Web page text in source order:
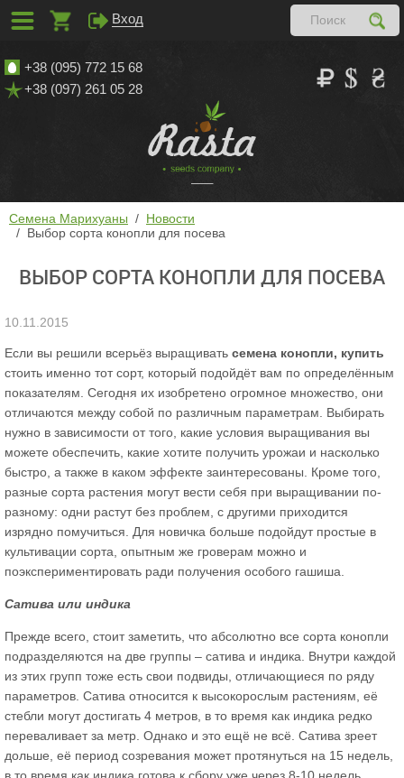
+38 (095) 772 15 68
+38 (097) 261 05 28
Семена Марихуаны
Новости
Выбор сорта конопли для посева
ВЫБОР СОРТА КОНОПЛИ ДЛЯ ПОСЕВА
10.11.2015
Если вы решили всерьёз выращивать семена конопли, купить
стоить именно тот сорт, который подойдёт вам по определённым
показателям. Сегодня их изобретено огромное множество, они
отличаются между собой по различным параметрам. Выбирать
нужно в зависимости от того, какие условия выращивания вы
можете обеспечить, какие хотите получить урожаи и насколько
быстро, а также в каком эффекте заинтересованы. Кроме того,
разные сорта растения могут вести себя при выращивании по-
разному: одни растут без проблем, с другими приходится
изрядно помучиться. Для новичка больше подойдут простые в
культивации сорта, опытным же гроверам можно и
поэкспериментировать ради получения особого гашиша.
Сатива или индика
Прежде всего, стоит заметить, что абсолютно все сорта конопли
подразделяются на две группы – сатива и индика. Внутри каждой
из этих групп тоже есть свои подвиды, отличающиеся по ряду
параметров. Сатива относится к высокорослым растениям, её
стебли могут достигать 4 метров, в то время как индика редко
переваливает за метр. Однако и это ещё не всё. Сатива зреет
дольше, её период созревания может протянуться на 15 недель,
Вход